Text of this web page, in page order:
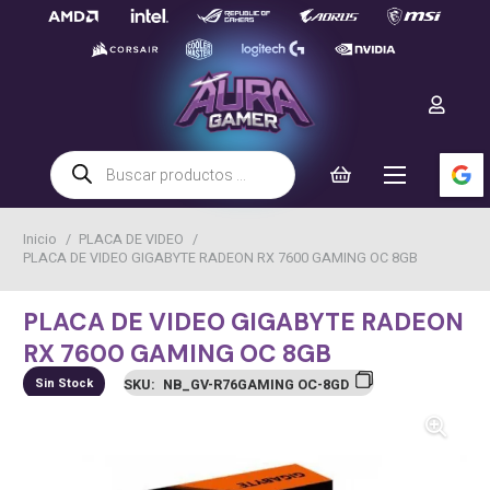
Búsqueda
de
productos
Inicio / PLACA DE VIDEO /
PLACA DE VIDEO GIGABYTE RADEON RX 7600 GAMING OC 8GB
PLACA DE VIDEO GIGABYTE RADEON
RX 7600 GAMING OC 8GB
Sin Stock SKU: NB_GV-R76GAMING OC-8GD